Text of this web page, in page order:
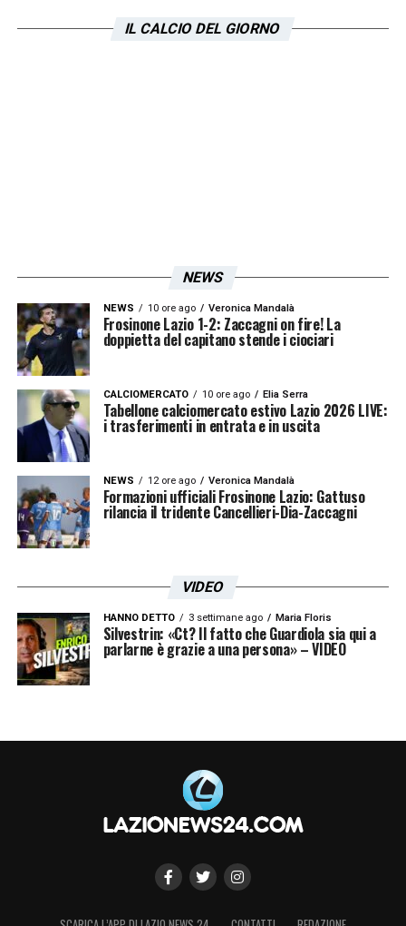
così in alto. Noi non abbiamo bisogno di
IL CALCIO DEL GIORNO
NEWS
NEWS 10 ore ago Veronica Mandalà
Frosinone Lazio 1-2: Zaccagni on fire! La
doppietta del capitano stende i ciociari
CALCIOMERCATO 10 ore ago Elia Serra
Tabellone calciomercato estivo Lazio 2026 LIVE:
i trasferimenti in entrata e in uscita
NEWS 12 ore ago Veronica Mandalà
Formazioni ufficiali Frosinone Lazio: Gattuso
rilancia il tridente Cancellieri-Dia-Zaccagni
VIDEO
HANNO DETTO 3 settimane ago Maria Floris
Silvestrin: «Ct? Il fatto che Guardiola sia qui a
parlarne è grazie a una persona» – VIDEO